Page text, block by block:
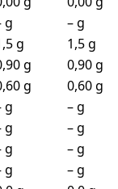
g
– g
g
1,5 g
g
0,90 g
g
0,60 g
g
– g
g
– g
g
– g
g
– g